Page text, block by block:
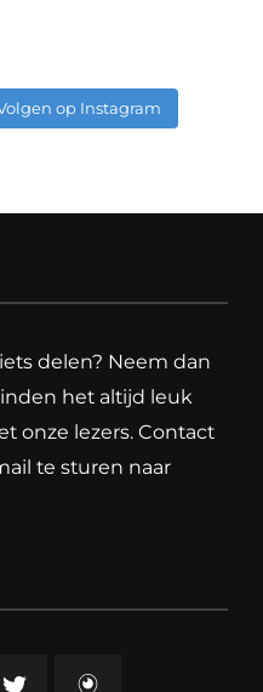
op Instagram
delen? Neem dan
het altijd leuk
onze lezers. Contact
te sturen naar